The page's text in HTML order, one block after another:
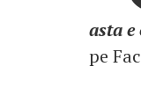
asta
pe